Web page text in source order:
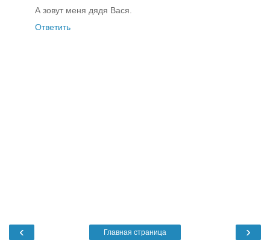
А зовут меня дядя Вася.
Ответить
‹ ›
Главная страница